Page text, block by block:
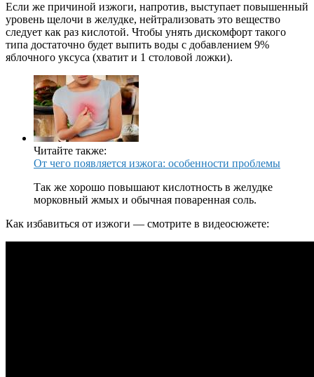
Если же причиной изжоги, напротив, выступает повышенный
уровень щелочи в желудке, нейтрализовать это вещество
следует как раз кислотой. Чтобы унять дискомфорт такого
типа достаточно будет выпить воды с добавлением 9%
яблочного уксуса (хватит и 1 столовой ложки).
Читайте также:
От чего появляется изжога: особенности проблемы
Так же хорошо повышают кислотность в желудке
морковный жмых и обычная поваренная соль.
Как избавиться от изжоги — смотрите в видеосюжете: